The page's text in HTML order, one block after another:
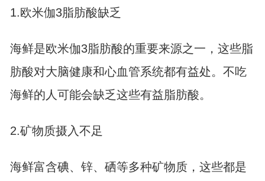
1.欧米伽3脂肪酸缺乏
海鲜是欧米伽3脂肪酸的重要来源之一，这些脂
肪酸对大脑健康和心血管系统都有益处。不吃
海鲜的人可能会缺乏这些有益脂肪酸。
2.矿物质摄入不足
海鲜富含碘、锌、硒等多种矿物质，这些都是